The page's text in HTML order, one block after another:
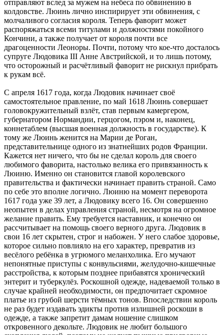
отправляют вслед за мужем на небеса по обвинению в
колдовстве. Люинь лично инспирирует эти обвинения, с
молчаливого согласия короля. Теперь фаворит может
распоряжаться всеми титулами и должностями покойного
Кончини, а также получает от короля почти все
драгоценности Леоноры. Почти, потому что кое-что досталось
супруге Людовика III Анне Австрийской, и то лишь потому,
что осторожный и расчётливый фаворит не рискнул прибрать
к рукам всё.
С апреля 1617 года, когда Людовик начинает своё
самостоятельное правление, по май 1618 Люинь совершает
головокружительный взлёт, став первым камергером,
губернатором Нормандии, герцогом, пэром и, наконец,
коннетаблем (высшая военная должность в государстве). К
тому же Люинь женится на Марии де Роган,
представительнице одного из знатнейших родов Франции.
Кажется нет ничего, что бы не сделал король для своего
любимого фаворита, настолько велика его привязанность к
Люиню. Именно он становится главой королевского
правительства и фактически начинает править страной. Само
по себе это вполне логично. Люиню на момент переворота
1617 года уже 39 лет, а Людовику всего 16. Он совершенно
неопытен в делах управления страной, несмотря на огромное
желание править. Ему требуется наставник, и конечно он
рассчитывает на помощь своего верного друга. Людовик в
свои 16 лет скрытен, строг и набожен. У него слабое здоровье,
которое сильно повлияло на его характер, превратив из
весёлого ребёнка в угрюмого меланхолика. Его мучают
непонятные приступы с конвульсиями, желудочно-кишечные
расстройства, к которым позднее прибавятся хронический
энтерит и туберкулёз. Роскошной одежде, надеваемой только в
случае крайней необходимости, он предпочитает скромное
платье из грубой шерсти тёмных тонов. Впоследствии король
не раз будет издавать эдикты против излишней роскоши в
одежде, а также запретит дамам ношение слишком
откровенного декольте. Людовик не любит большого